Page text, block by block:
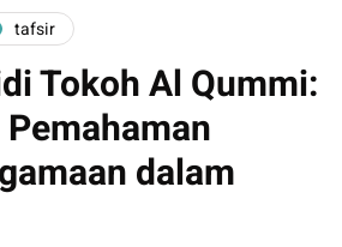
tafsir
Tokoh Al Qummi:
dalam